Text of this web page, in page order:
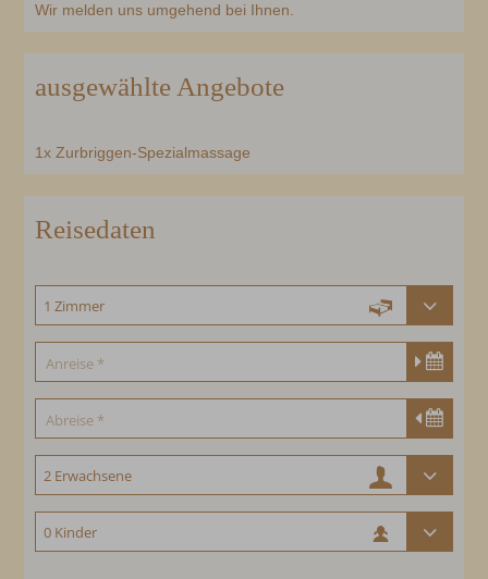
Wir melden uns umgehend bei Ihnen.
ausgewählte Angebote
1x Zurbriggen-Spezialmassage
Reisedaten